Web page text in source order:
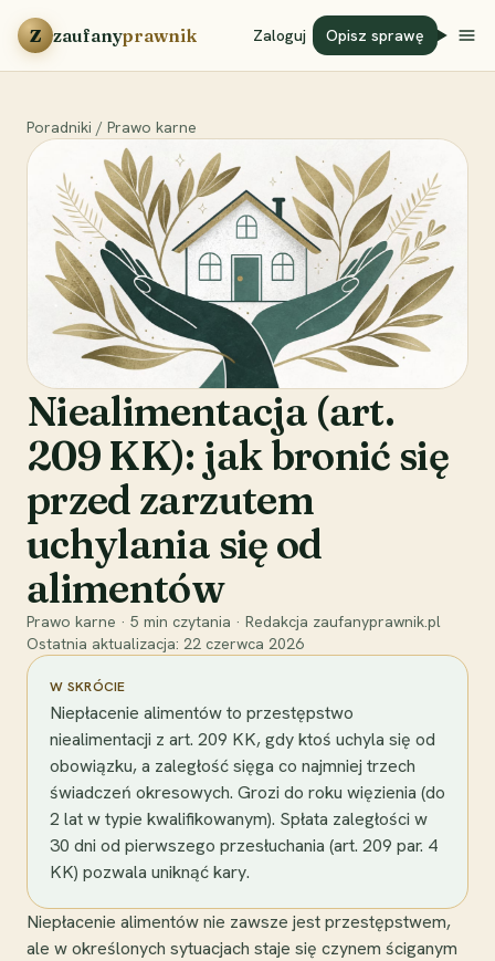
Przejdź do treści
Z zaufanyprawnik Zaloguj Opisz sprawę
Poradniki / Prawo karne
Niealimentacja (art.
209 KK): jak bronić się
przed zarzutem
uchylania się od
alimentów
Prawo karne · 5 min czytania · Redakcja zaufanyprawnik.pl
Ostatnia aktualizacja: 22 czerwca 2026
W SKRÓCIE
Niepłacenie alimentów to przestępstwo
niealimentacji z art. 209 KK, gdy ktoś uchyla się od
obowiązku, a zaległość sięga co najmniej trzech
świadczeń okresowych. Grozi do roku więzienia (do
2 lat w typie kwalifikowanym). Spłata zaległości w
30 dni od pierwszego przesłuchania (art. 209 par. 4
KK) pozwala uniknąć kary.
Niepłacenie alimentów nie zawsze jest przestępstwem,
ale w określonych sytuacjach staje się czynem ściganym